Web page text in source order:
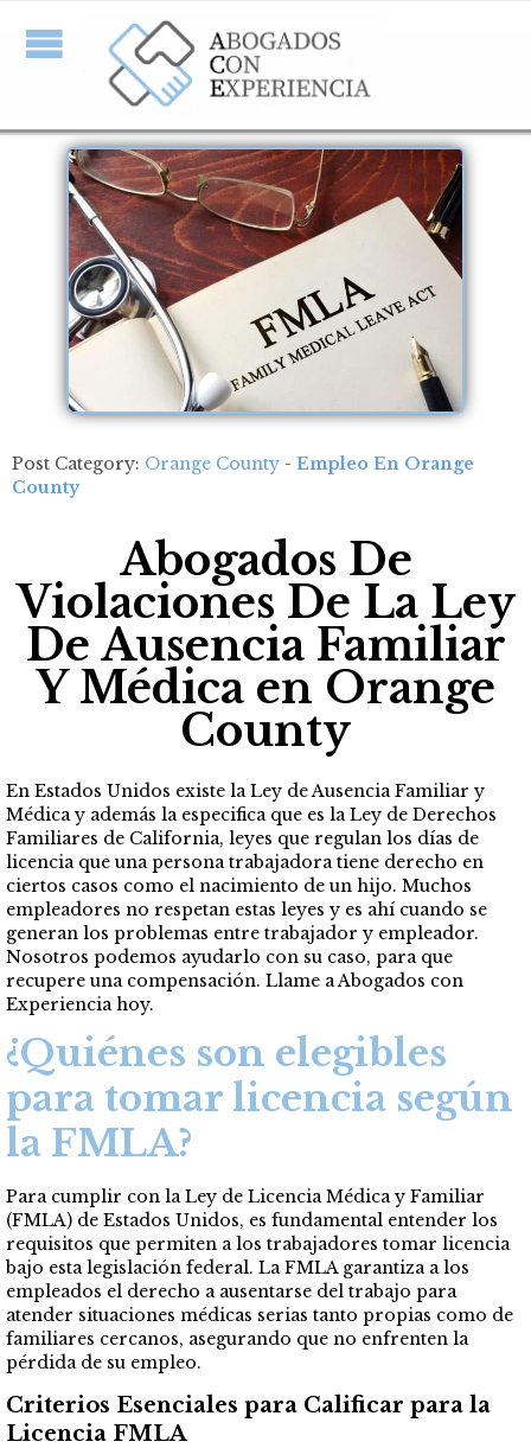
Post Category: Orange County - Empleo En Orange
County
Abogados De
Violaciones De La Ley
De Ausencia Familiar
Y Médica en Orange
County
En Estados Unidos existe la Ley de Ausencia Familiar y
Médica y además la especifica que es la Ley de Derechos
Familiares de California, leyes que regulan los días de
licencia que una persona trabajadora tiene derecho en
ciertos casos como el nacimiento de un hijo. Muchos
empleadores no respetan estas leyes y es ahí cuando se
generan los problemas entre trabajador y empleador.
Nosotros podemos ayudarlo con su caso, para que
recupere una compensación. Llame a Abogados con
Experiencia hoy.
¿Quiénes son elegibles
para tomar licencia según
la FMLA?
Para cumplir con la Ley de Licencia Médica y Familiar
(FMLA) de Estados Unidos, es fundamental entender los
requisitos que permiten a los trabajadores tomar licencia
bajo esta legislación federal. La FMLA garantiza a los
empleados el derecho a ausentarse del trabajo para
atender situaciones médicas serias tanto propias como de
familiares cercanos, asegurando que no enfrenten la
pérdida de su empleo.
Criterios Esenciales para Calificar para la
Licencia FMLA